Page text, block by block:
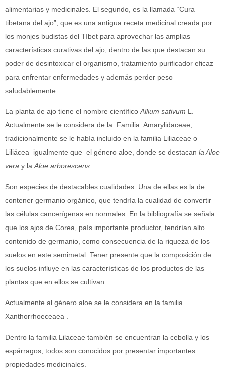
alimentarias y medicinales. El segundo, es la llamada “Cura
tibetana del ajo”, que es una antigua receta medicinal creada por
los monjes budistas del Tíbet para aprovechar las amplias
características curativas del ajo, dentro de las que destacan su
poder de desintoxicar el organismo, tratamiento purificador eficaz
para enfrentar enfermedades y además perder peso
saludablemente.
La planta de ajo tiene el nombre científicoAllium sativum L.
Actualmente se le considera de la Familia Amarylidaceae;
tradicionalmente se le había incluido en la familia Liliaceae o
Liliácea igualmente que el género aloe, donde se destacan la Aloe
vera y laAloe arborescens.
Son especies de destacables cualidades. Una de ellas es la de
contener germanio orgánico, que tendría la cualidad de convertir
las células cancerígenas en normales. En la bibliografía se señala
que los ajos de Corea, país importante productor, tendrían alto
contenido de germanio, como consecuencia de la riqueza de los
suelos en este semimetal. Tener presente que la composición de
los suelos influye en las características de los productos de las
plantas que en ellos se cultivan.
Actualmente al género aloe se le considera en la familia
Xanthorrhoeceaea .
Dentro la familia Lilaceae también se encuentran la cebolla y los
espárragos, todos son conocidos por presentar importantes
propiedades medicinales.